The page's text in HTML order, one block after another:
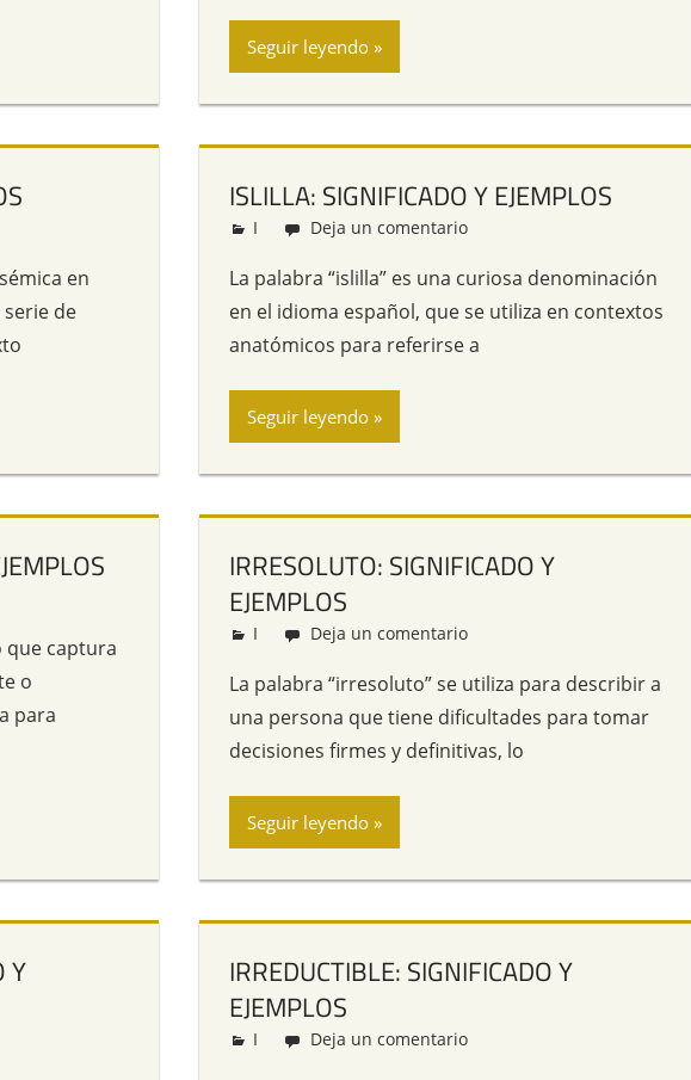
Seguir leyendo
en
de
ISLILLA: SIGNIFICADO Y EJEMPLOS
Redacción
I Deja un comentario
La palabra “islilla” es una curiosa denominación
en el idioma español, que se utiliza en contextos
anatómicos para referirse a
Seguir leyendo
que captura
o
para
IRRESOLUTO: SIGNIFICADO Y
EJEMPLOS
Redacción
I Deja un comentario
La palabra “irresoluto” se utiliza para describir a
una persona que tiene dificultades para tomar
decisiones firmes y definitivas, lo
Seguir leyendo
Y
IRREDUCTIBLE: SIGNIFICADO Y
EJEMPLOS
Redacción
I Deja un comentario